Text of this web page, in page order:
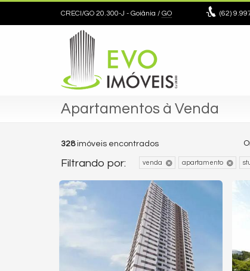
CRECI/GO 20.300-J - Goiânia / GO (62)
Apartamentos à Venda
328imóveis encontrados
Filtrando por: venda apartamento